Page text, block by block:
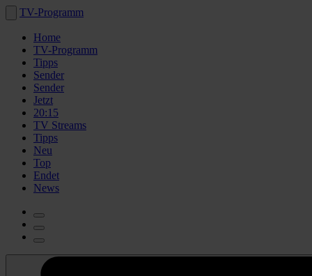
TV-Programm
Home
TV-Programm
Tipps
Sender
Sender
Jetzt
20:15
TV Streams
Tipps
Neu
Top
Endet
News